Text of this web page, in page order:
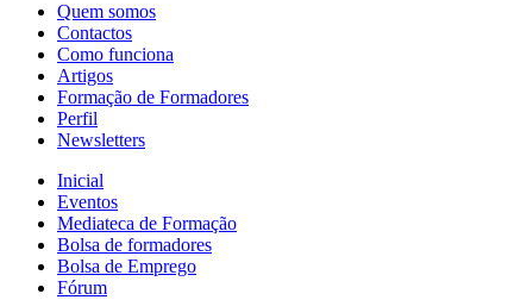
Quem somos
Contactos
Como funciona
Artigos
Formação de Formadores
Perfil
Newsletters
Inicial
Eventos
Mediateca de Formação
Bolsa de formadores
Bolsa de Emprego
Fórum